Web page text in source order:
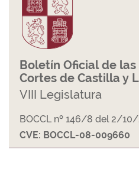
Boletín Oficial de las
Cortes de Castilla y
VIII Legislatura
BOCCL nº 146/8 del 2/10/
CVE: BOCCL-08-009660